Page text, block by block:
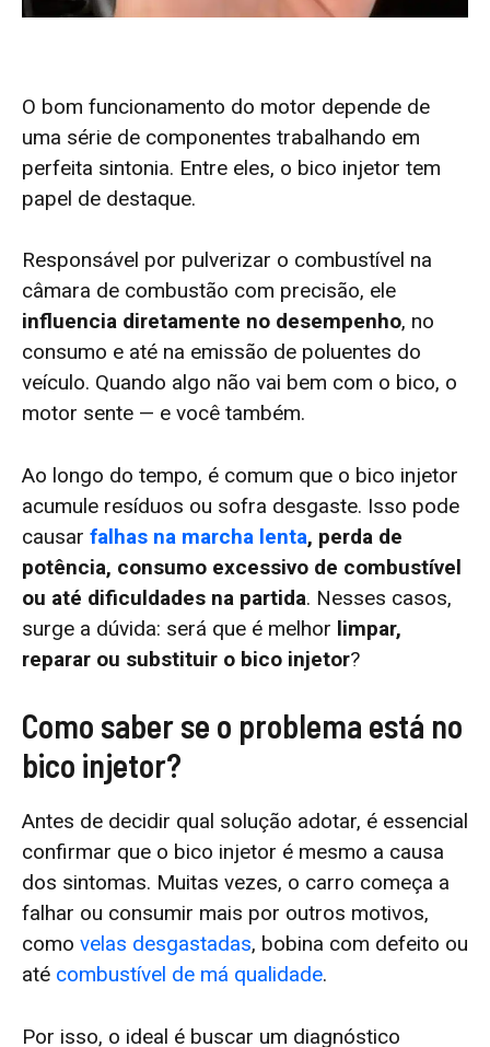
O bom funcionamento do motor depende de
uma série de componentes trabalhando em
perfeita sintonia. Entre eles, o bico injetor tem
papel de destaque.
Responsável por pulverizar o combustível na
câmara de combustão com precisão, ele
influencia diretamente no desempenho, no
consumo e até na emissão de poluentes do
veículo. Quando algo não vai bem com o bico, o
motor sente — e você também.
Ao longo do tempo, é comum que o bico injetor
acumule resíduos ou sofra desgaste. Isso pode
causar falhas na marcha lenta, perda de
potência, consumo excessivo de combustível
ou até dificuldades na partida. Nesses casos,
surge a dúvida: será que é melhor limpar,
reparar ou substituir o bico injetor?
Como saber se o problema está no
bico injetor?
Antes de decidir qual solução adotar, é essencial
confirmar que o bico injetor é mesmo a causa
dos sintomas. Muitas vezes, o carro começa a
falhar ou consumir mais por outros motivos,
como velas desgastadas, bobina com defeito ou
até combustível de má qualidade.
Por isso, o ideal é buscar um diagnóstico